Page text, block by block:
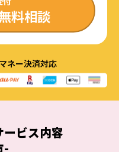
料相談
ネー決済対応
ービス内容
-